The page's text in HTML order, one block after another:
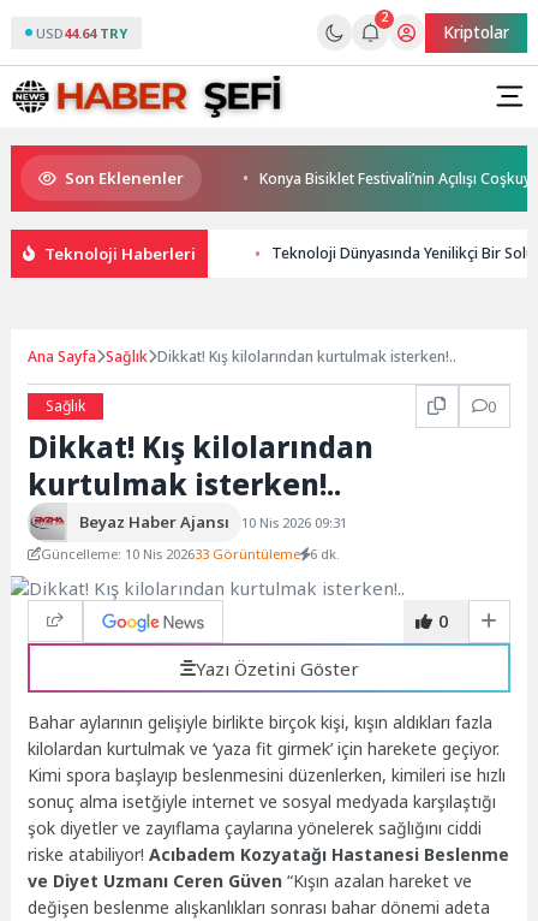
USD44.64 TRY
2
Kriptolar
Son Eklenenler
uygun bir tedavi değil! Konya Bisiklet Festivali’nin Açılışı Coşkuyla
Teknoloji Haberleri Teknoloji Dünyasında Yenilikçi Bir
Ana Sayfa Sağlık Dikkat! Kış kilolarından kurtulmak isterken!..
Sağlık 0
Dikkat! Kış kilolarından
kurtulmak isterken!..
Beyaz Haber Ajansı
10 Nis 2026 09:31
Güncelleme: 10 Nis 202633 Görüntüleme 6 dk.
0
Yazı Özetini Göster
Bahar aylarının gelişiyle birlikte birçok kişi, kışın aldıkları fazla
kilolardan kurtulmak ve ‘yaza fit girmek’ için harekete geçiyor.
Kimi spora başlayıp beslenmesini düzenlerken, kimileri ise hızlı
sonuç alma isetğiyle internet ve sosyal medyada karşılaştığı
şok diyetler ve zayıflama çaylarına yönelerek sağlığını ciddi
riske atabiliyor!Acıbadem Kozyatağı Hastanesi Beslenme
ve Diyet Uzmanı Ceren Güven “Kışın azalan hareket ve
değişen beslenme alışkanlıkları sonrası bahar dönemi adeta